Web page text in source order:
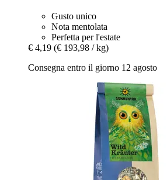
Gusto unico
Nota mentolata
Perfetta per l'estate
€ 4,19 (€ 193,98 / kg)
Consegna entro il giorno 12 agosto